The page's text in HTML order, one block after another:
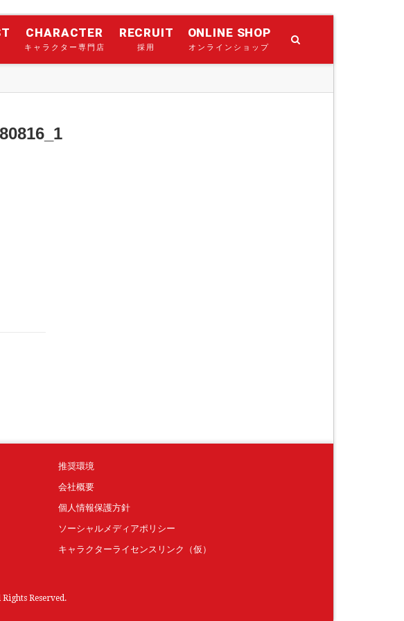
CHARACTER
キャラクター専門店
RECRUIT
採用
ONLINE SHOP
オンラインショップ
推奨環境
会社概要
個人情報保護方針
ソーシャルメディアポリシー
キャラクターライセンスリンク（仮）
Reserved.